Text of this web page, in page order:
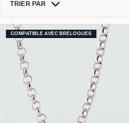
TRIER PAR
COMPATIBLE AVEC BRELOQUES